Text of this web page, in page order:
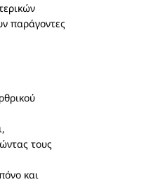
παράγοντες
τους
και